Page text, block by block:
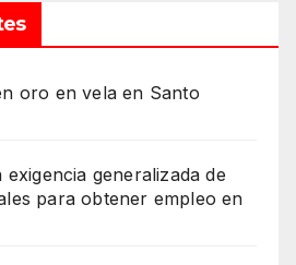
oro en vela en Santo
generalizada de
para obtener empleo en